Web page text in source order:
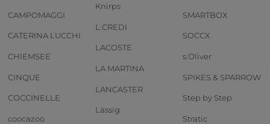
CAMPOMAGGI
CATERINA LUCCHI
CHIEMSEE
CINQUE
COCCINELLE
coocazoo
Knirps
L.CREDI
LACOSTE
LA MARTINA
LANCASTER
Lässig
SMARTBOX
SOCCX
s.Oliver
SPIKES & SPARROW
Step by Step
Stratic